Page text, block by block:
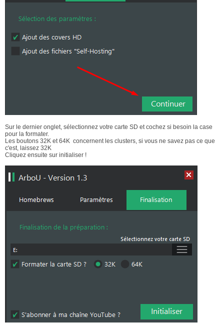
Sur le dernier onglet, sélectionnez votre carte SD et cochez si besoin la case
pour la formater.
Les boutons 32K et 64K concernent les clusters, si vous ne savez pas ce que
c'est, laissez 32K
Cliquez ensuite sur initialiser !